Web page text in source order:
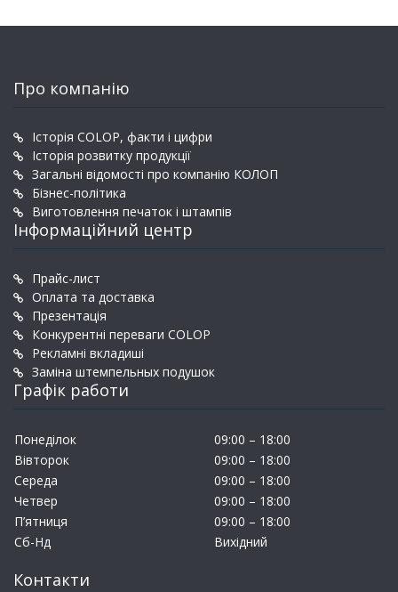
Про компанію
Історія COLOP, факти і цифри
Історія розвитку продукції
Загальні відомості про компанію КОЛОП
Бізнес-політика
Виготовлення печаток і штампів
Інформаційний центр
Прайс-лист
Оплата та доставка
Презентація
Конкурентні переваги COLOP
Рекламні вкладиші
Заміна штемпельных подушок
Графік работи
Понеділок
09:00 – 18:00
Вівторок
09:00 – 18:00
Середа
09:00 – 18:00
Четвер
09:00 – 18:00
П’ятниця
09:00 – 18:00
Сб-Нд
Вихідний
Контакти